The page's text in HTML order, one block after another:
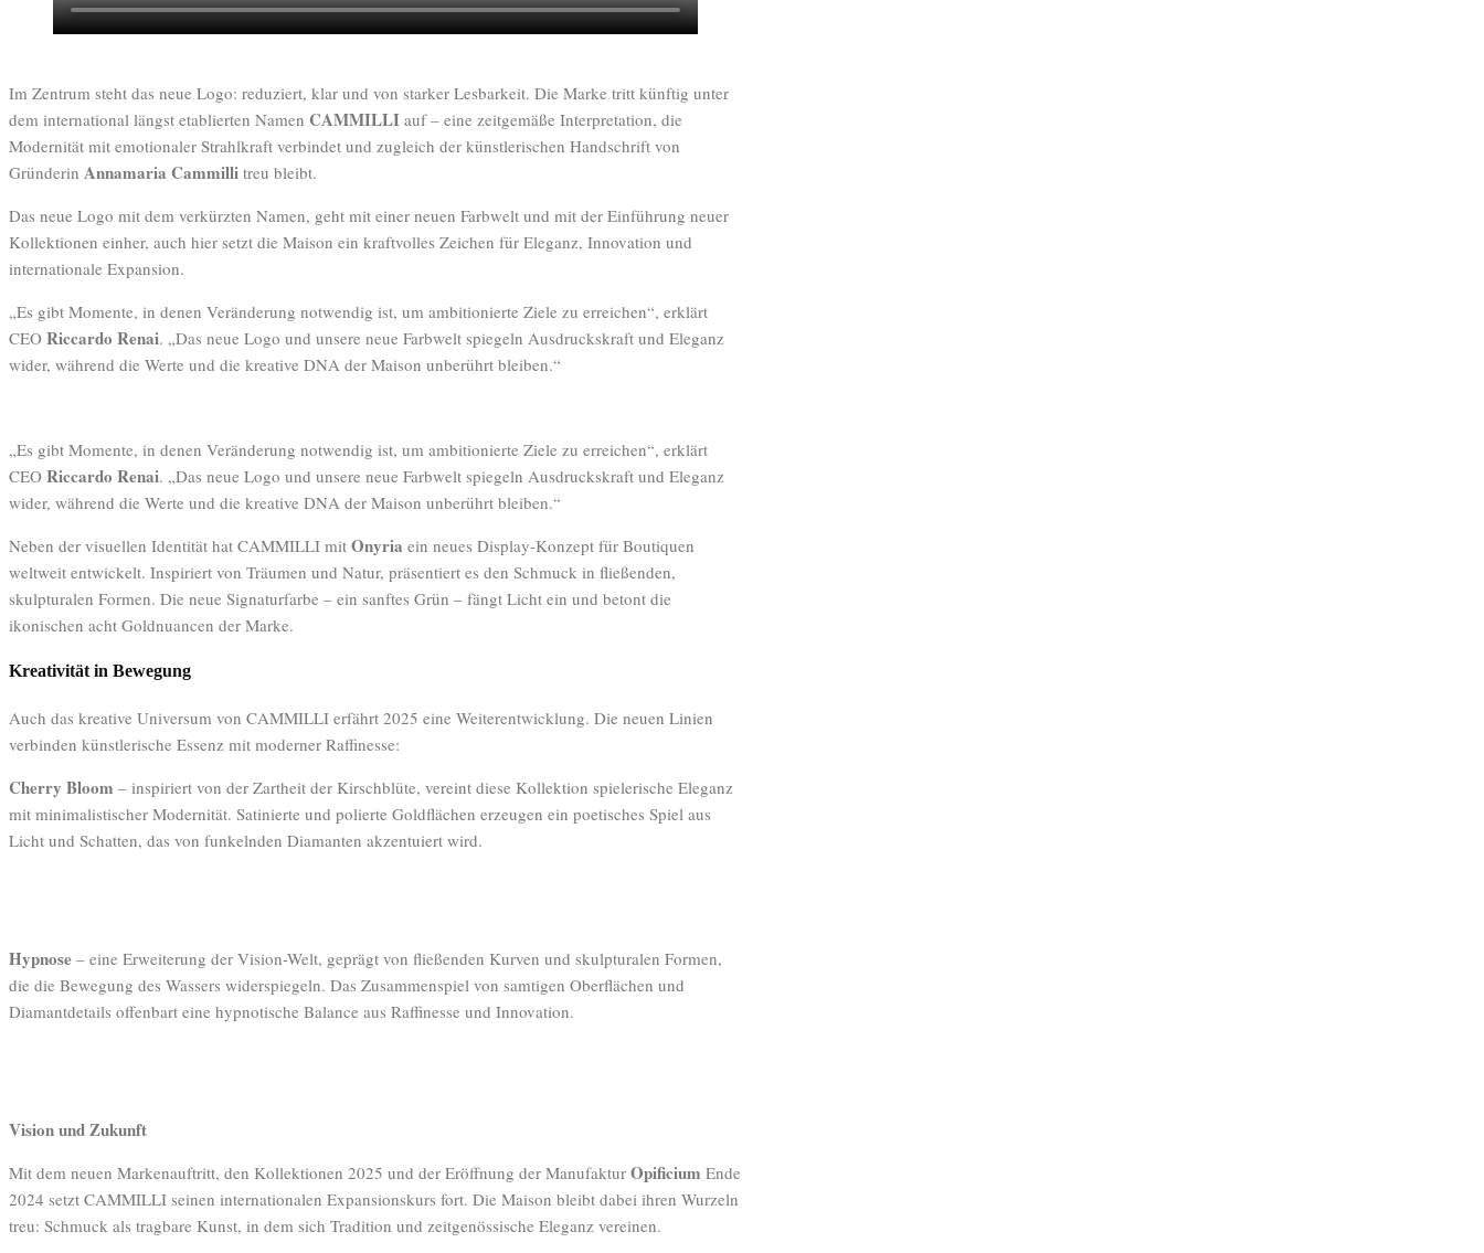
Im Zentrum steht das neue Logo: reduziert, klar und von starker Lesbarkeit. Die Marke tritt künftig unter
dem international längst etablierten Namen CAMMILLI auf – eine zeitgemäße Interpretation, die
Modernität mit emotionaler Strahlkraft verbindet und zugleich der künstlerischen Handschrift von
Gründerin Annamaria Cammilli treu bleibt.
Das neue Logo mit dem verkürzten Namen, geht mit einer neuen Farbwelt und mit der Einführung neuer
Kollektionen einher, auch hier setzt die Maison ein kraftvolles Zeichen für Eleganz, Innovation und
internationale Expansion.
„Es gibt Momente, in denen Veränderung notwendig ist, um ambitionierte Ziele zu erreichen“, erklärt
CEO Riccardo Renai. „Das neue Logo und unsere neue Farbwelt spiegeln Ausdruckskraft und Eleganz
wider, während die Werte und die kreative DNA der Maison unberührt bleiben.“
„Es gibt Momente, in denen Veränderung notwendig ist, um ambitionierte Ziele zu erreichen“, erklärt
CEO Riccardo Renai. „Das neue Logo und unsere neue Farbwelt spiegeln Ausdruckskraft und Eleganz
wider, während die Werte und die kreative DNA der Maison unberührt bleiben.“
Neben der visuellen Identität hat CAMMILLI mit Onyria ein neues Display-Konzept für Boutiquen
weltweit entwickelt. Inspiriert von Träumen und Natur, präsentiert es den Schmuck in fließenden,
skulpturalen Formen. Die neue Signaturfarbe – ein sanftes Grün – fängt Licht ein und betont die
ikonischen acht Goldnuancen der Marke.
Kreativität in Bewegung
Auch das kreative Universum von CAMMILLI erfährt 2025 eine Weiterentwicklung. Die neuen Linien
verbinden künstlerische Essenz mit moderner Raffinesse:
Cherry Bloom – inspiriert von der Zartheit der Kirschblüte, vereint diese Kollektion spielerische Eleganz
mit minimalistischer Modernität. Satinierte und polierte Goldflächen erzeugen ein poetisches Spiel aus
Licht und Schatten, das von funkelnden Diamanten akzentuiert wird.
Hypnose – eine Erweiterung der Vision-Welt, geprägt von fließenden Kurven und skulpturalen Formen,
die die Bewegung des Wassers widerspiegeln. Das Zusammenspiel von samtigen Oberflächen und
Diamantdetails offenbart eine hypnotische Balance aus Raffinesse und Innovation.
Vision und Zukunft
Mit dem neuen Markenauftritt, den Kollektionen 2025 und der Eröffnung der Manufaktur Opificium Ende
2024 setzt CAMMILLI seinen internationalen Expansionskurs fort. Die Maison bleibt dabei ihren Wurzeln
treu: Schmuck als tragbare Kunst, in dem sich Tradition und zeitgenössische Eleganz vereinen.